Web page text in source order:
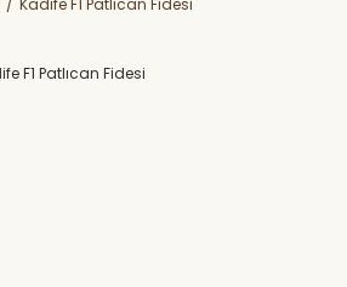
Kadife F1 Patlıcan Fidesi